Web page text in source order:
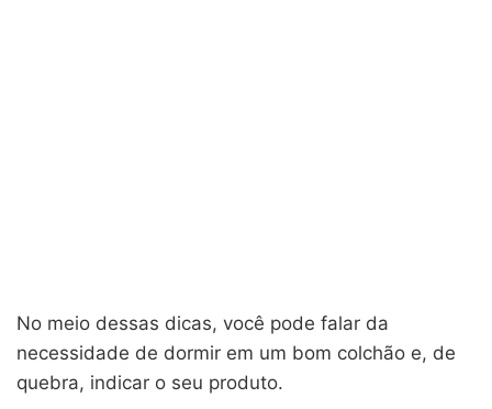
No meio dessas dicas, você pode falar da
necessidade de dormir em um bom colchão e, de
quebra, indicar o seu produto.